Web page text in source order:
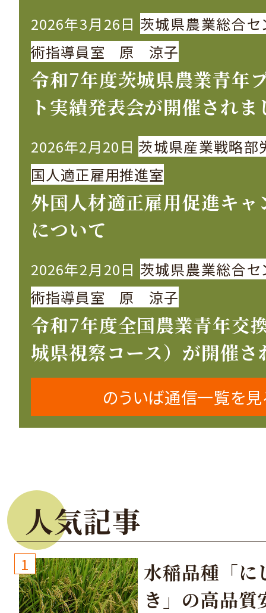
2026年3月26日 茨城県農業総合セ
術指導員室 原 涼子
令和7年度茨城県農業青年
ト実績発表会が開催されま
2026年2月20日 茨城県産業戦略部
国人適正雇用推進室
外国人材適正雇用促進キャ
について
2026年2月20日 茨城県農業総合セ
術指導員室 原 涼子
令和7年度全国農業青年交
城県視察コース）が開催さ
のういば通信一覧を
人気記事
1
水稲品種「に
き」の高品質